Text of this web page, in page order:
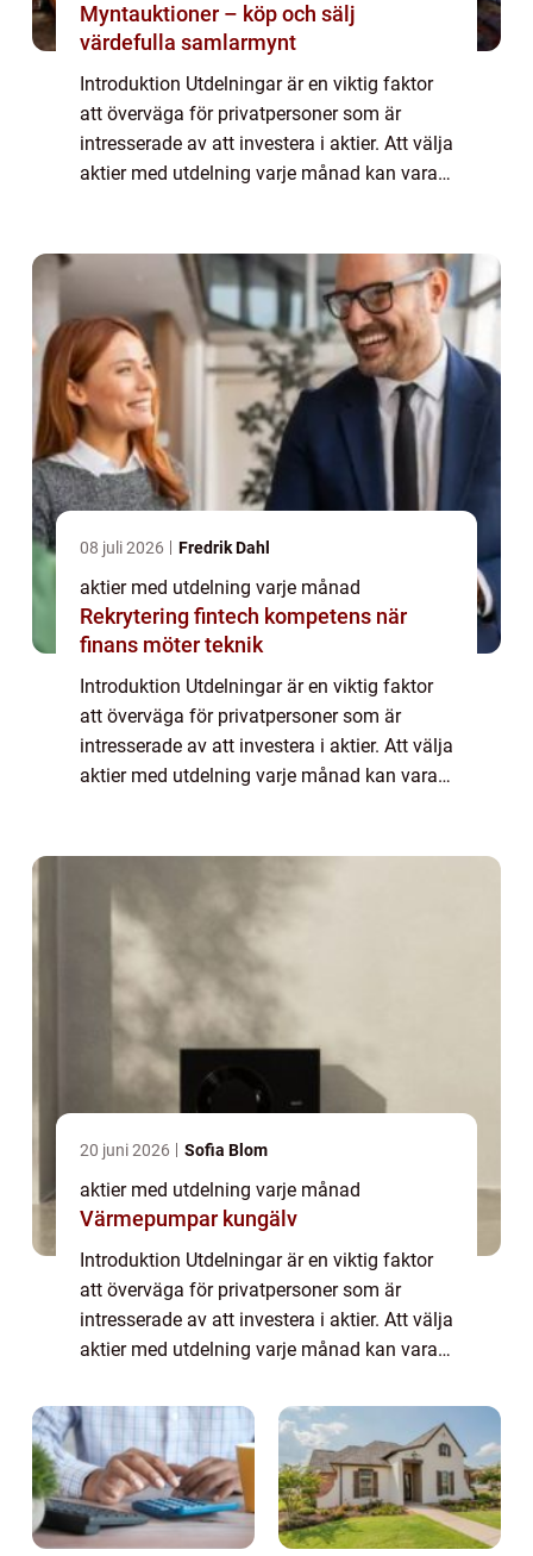
Myntauktioner – köp och sälj
värdefulla samlarmynt
Introduktion Utdelningar är en viktig faktor
att överväga för privatpersoner som är
intresserade av att investera i aktier. Att välja
aktier med utdelning varje månad kan vara
08 juli 2026 Fredrik Dahl
aktier med utdelning varje månad
Rekrytering fintech kompetens när
finans möter teknik
Introduktion Utdelningar är en viktig faktor
att överväga för privatpersoner som är
intresserade av att investera i aktier. Att välja
aktier med utdelning varje månad kan vara
20 juni 2026 Sofia Blom
aktier med utdelning varje månad
Värmepumpar kungälv
Introduktion Utdelningar är en viktig faktor
att överväga för privatpersoner som är
intresserade av att investera i aktier. Att välja
aktier med utdelning varje månad kan vara
säkerställa regelbundna inkomster. ...